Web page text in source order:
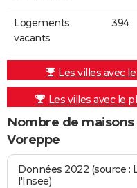
Logements
vacants
394
Les villes avec
Les villes avec le
Nombre de
Voreppe
Données 2022 (source :
l'Insee)